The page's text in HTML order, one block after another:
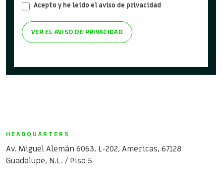
Acepto y he leído el aviso de privacidad
VER EL AVISO DE PRIVACIDAD
HEADQUARTERS
Av. Miguel Alemán 6063, L-202, Americas, 67128
Guadalupe, N.L. / Piso 5